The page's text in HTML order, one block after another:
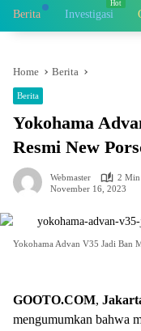
Berita Investigasi
Home Berita
Berita
Yokohama
Resmi New
Webmaster
2 Min
November 16, 2023
Yokohama Advan V35 Jadi Ban
GOOTO.COM,
mengumumkan bahwa